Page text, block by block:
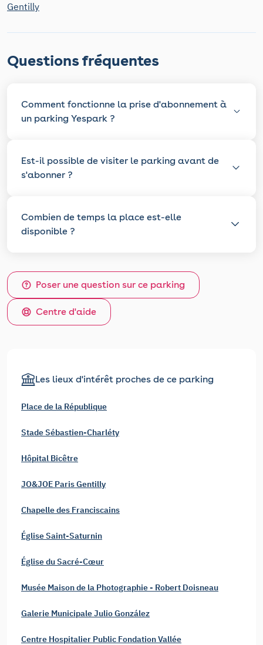
Gentilly
Questions fréquentes
Comment fonctionne la prise d'abonnement à
un parking Yespark ?
Est-il possible de visiter le parking avant de
s'abonner ?
Combien de temps la place est-elle
disponible ?
Poser une question sur ce parking
Centre d'aide
Les lieux d'intérêt proches de ce parking
Place de la République
Stade Sébastien-Charléty
Hôpital Bicêtre
JO&JOE Paris Gentilly
Chapelle des Franciscains
Église Saint-Saturnin
Église du Sacré-Cœur
Musée Maison de la Photographie - Robert Doisneau
Galerie Municipale Julio González
Centre Hospitalier Public Fondation Vallée